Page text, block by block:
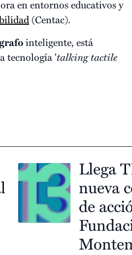
en entornos educativos y
(Centac).
inteligente, está
tecnología 'talking tactile
Llega
nueva
de